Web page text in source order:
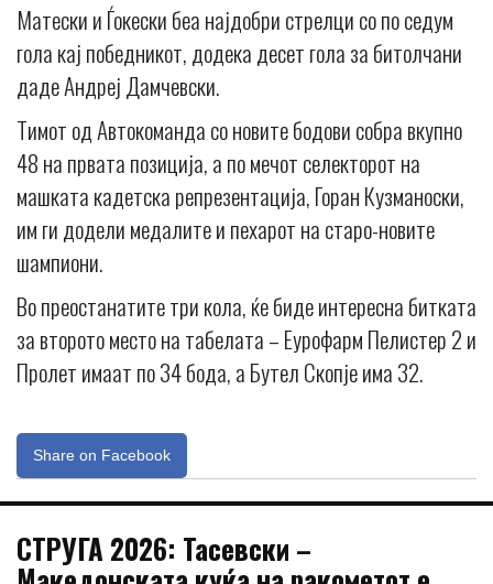
Матески и Ѓокески беа најдобри стрелци со по седум
гола кај победникот, додека десет гола за битолчани
даде Андреј Дамчевски.
Тимот од Автокоманда со новите бодови собра вкупно
48 на првата позиција, а по мечот селекторот на
машката кадетска репрезентација, Горан Кузманоски,
им ги додели медалите и пехарот на старо-новите
шампиони.
Во преостанатите три кола, ќе биде интересна битката
за второто место на табелата – Еурофарм Пелистер 2 и
Пролет имаат по 34 бода, а Бутел Скопје има 32.
Share on Facebook
СТРУГА 2026: Тасевски –